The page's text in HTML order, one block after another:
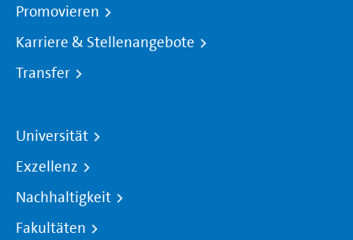
Promovieren
Karriere & Stellenangebote
Transfer
Universität
Exzellenz
Nachhaltigkeit
Fakultäten